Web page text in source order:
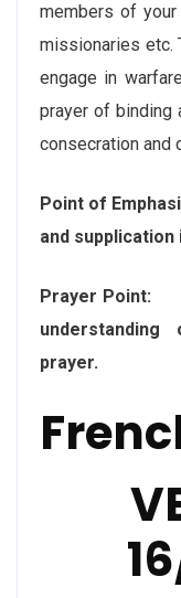
members of
missionaries etc.
engage in
prayer of binding
consecration and
Point of
and supplication
Prayer Point:
prayer.